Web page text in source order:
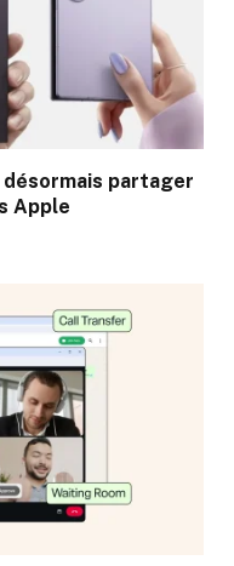
désormais partager
Apple